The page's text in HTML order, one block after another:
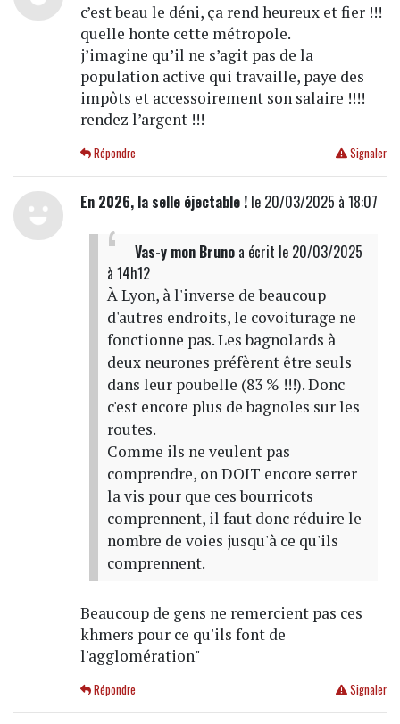
c’est beau le déni, ça rend heureux et fier !!!
quelle honte cette métropole.
j’imagine qu’il ne s’agit pas de la
population active qui travaille, paye des
impôts et accessoirement son salaire !!!!
rendez l’argent !!!
Signaler
Répondre
En 2026, la selle éjectable !le 20/03/2025 à 18:07
Vas-y mon Brunoa écrit le 20/03/2025
à 14h12
À Lyon, à l'inverse de beaucoup
d'autres endroits, le covoiturage ne
fonctionne pas. Les bagnolards à
deux neurones préfèrent être seuls
dans leur poubelle (83 % !!!). Donc
c'est encore plus de bagnoles sur les
routes.
Comme ils ne veulent pas
comprendre, on DOIT encore serrer
la vis pour que ces bourricots
comprennent, il faut donc réduire le
nombre de voies jusqu'à ce qu'ils
comprennent.
Beaucoup de gens ne remercient pas ces
khmers pour ce qu'ils font de
l'agglomération"
Signaler
Répondre